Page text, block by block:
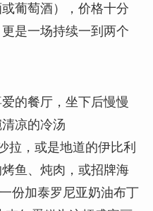
葡萄酒），价格十分
是一场持续一到两个
的餐厅，坐下后慢慢
凉的冷汤
拉，或是地道的伊比利
鱼、炖肉，或招牌海
份加泰罗尼亚奶油布丁